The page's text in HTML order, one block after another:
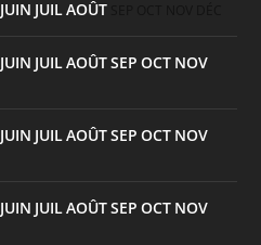
JUIN JUIL AOÛT
JUIN JUIL AOÛTSEP OCT NOV
JUIN JUIL AOÛTSEP OCT NOV
JUIN JUIL AOÛTSEP OCT NOV